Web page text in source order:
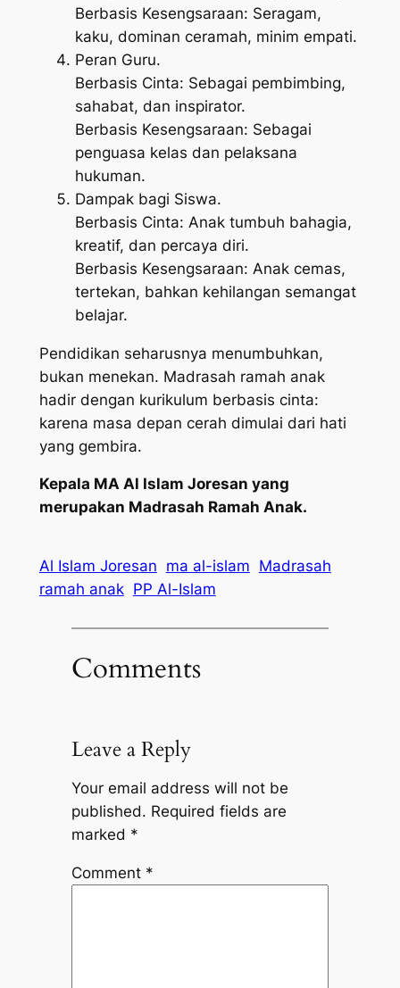
Berbasis Kesengsaraan: Seragam,
kaku, dominan ceramah, minim empati.
Peran Guru.
Berbasis Cinta: Sebagai pembimbing,
sahabat, dan inspirator.
Berbasis Kesengsaraan: Sebagai
penguasa kelas dan pelaksana
hukuman.
Dampak bagi Siswa.
Berbasis Cinta: Anak tumbuh bahagia,
kreatif, dan percaya diri.
Berbasis Kesengsaraan: Anak cemas,
tertekan, bahkan kehilangan semangat
belajar.
Pendidikan seharusnya menumbuhkan,
bukan menekan. Madrasah ramah anak
hadir dengan kurikulum berbasis cinta:
karena masa depan cerah dimulai dari hati
yang gembira.
Kepala MA Al Islam Joresan yang
merupakan Madrasah Ramah Anak.
Al Islam Joresan ma al-islam Madrasah
ramah anak PP Al-Islam
Comments
Leave a Reply
Your email address will not be
published. Required fields are
marked *
Comment *